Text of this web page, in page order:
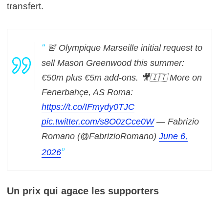
transfert.
🚨 Olympique Marseille initial request to
sell Mason Greenwood this summer:
€50m plus €5m add-ons. 🎥🇮🇹 More on
Fenerbahçe, AS Roma:
https://t.co/IFmydy0TJC
pic.twitter.com/s8O0zCce0W — Fabrizio
Romano (@FabrizioRomano) June 6,
2026
Un prix qui agace les supporters